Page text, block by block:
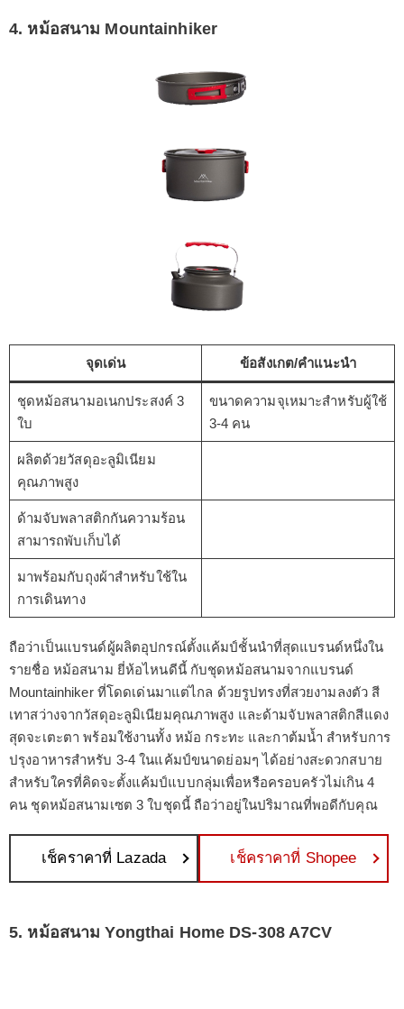
4. หม้อสนาม Mountainhiker
จุดเด่น ข้อสังเกต/คำแนะนำ
ชุดหม้อสนามอเนกประสงค์ 3
ใบ
ขนาดความจุเหมาะสำหรับผู้ใช้
3-4 คน
ผลิตด้วยวัสดุอะลูมิเนียม
คุณภาพสูง
ด้ามจับพลาสติกกันความร้อน
สามารถพับเก็บได้
มาพร้อมกับถุงผ้าสำหรับใช้ใน
การเดินทาง
ถือว่าเป็นแบรนด์ผู้ผลิตอุปกรณ์ตั้งแค้มป์ชั้นนำที่สุดแบรนด์หนึ่งใน
รายชื่อ หม้อสนาม ยี่ห้อไหนดีนี้ กับชุดหม้อสนามจากแบรนด์
Mountainhiker ที่โดดเด่นมาแต่ไกล ด้วยรูปทรงที่สวยงามลงตัว สี
เทาสว่างจากวัสดุอะลูมิเนียมคุณภาพสูง และด้ามจับพลาสติกสีแดง
สุดจะเตะตา พร้อมใช้งานทั้ง หม้อ กระทะ และกาต้มน้ำ สำหรับการ
ปรุงอาหารสำหรับ 3-4 ในแค้มป์ขนาดย่อมๆ ได้อย่างสะดวกสบาย
สำหรับใครที่คิดจะตั้งแค้มป์แบบกลุ่มเพื่อหรือครอบครัวไม่เกิน 4
คน ชุดหม้อสนามเซต 3 ใบชุดนี้ ถือว่าอยู่ในปริมาณที่พอดีกับคุณ
เช็คราคาที่ Lazada เช็คราคาที่ Shopee
5. หม้อสนาม Yongthai Home DS-308 A7CV